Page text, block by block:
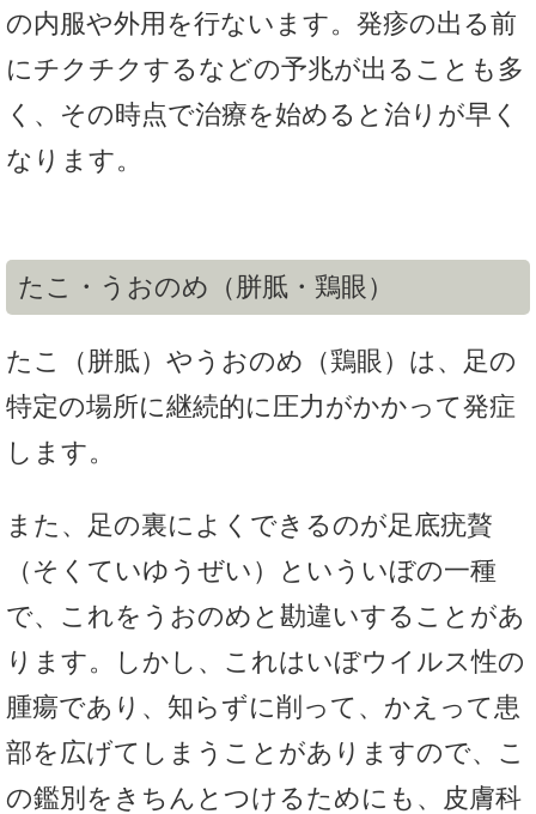
の内服や外用を行ないます。発疹の出る前
にチクチクするなどの予兆が出ることも多
く、その時点で治療を始めると治りが早く
なります。
たこ・うおのめ（胼胝・鶏眼）
たこ（胼胝）やうおのめ（鶏眼）は、足の
特定の場所に継続的に圧力がかかって発症
します。
また、足の裏によくできるのが足底疣贅
（そくていゆうぜい）といういぼの一種
で、これをうおのめと勘違いすることがあ
ります。しかし、これはいぼウイルス性の
腫瘍であり、知らずに削って、かえって患
部を広げてしまうことがありますので、こ
の鑑別をきちんとつけるためにも、皮膚科